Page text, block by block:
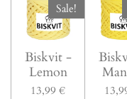
Sale!
Biskvit -
Lemon
13,99 €